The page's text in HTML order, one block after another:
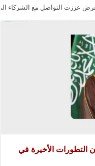
التطورات الأخيرة في